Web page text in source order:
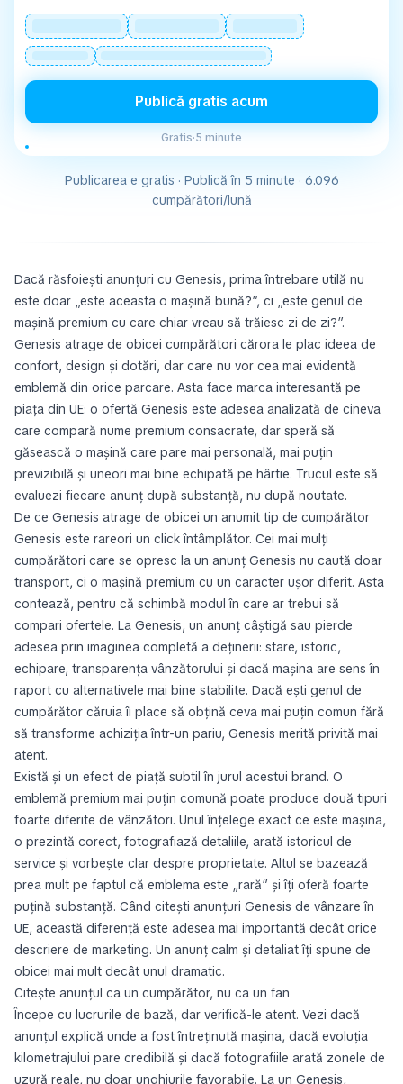
Publică gratis acum
Gratis·5 minute
Publicarea e gratis · Publică în 5 minute · 6.096
cumpărători/lună
Dacă răsfoiești anunțuri cu Genesis, prima întrebare utilă nu
este doar „este aceasta o mașină bună?”, ci „este genul de
mașină premium cu care chiar vreau să trăiesc zi de zi?”.
Genesis atrage de obicei cumpărători cărora le plac ideea de
confort, design și dotări, dar care nu vor cea mai evidentă
emblemă din orice parcare. Asta face marca interesantă pe
piața din UE: o ofertă Genesis este adesea analizată de cineva
care compară nume premium consacrate, dar speră să
găsească o mașină care pare mai personală, mai puțin
previzibilă și uneori mai bine echipată pe hârtie. Trucul este să
evaluezi fiecare anunț după substanță, nu după noutate.
De ce Genesis atrage de obicei un anumit tip de cumpărător
Genesis este rareori un click întâmplător. Cei mai mulți
cumpărători care se opresc la un anunț Genesis nu caută doar
transport, ci o mașină premium cu un caracter ușor diferit. Asta
contează, pentru că schimbă modul în care ar trebui să
compari ofertele. La Genesis, un anunț câștigă sau pierde
adesea prin imaginea completă a deținerii: stare, istoric,
echipare, transparența vânzătorului și dacă mașina are sens în
raport cu alternativele mai bine stabilite. Dacă ești genul de
cumpărător căruia îi place să obțină ceva mai puțin comun fără
să transforme achiziția într-un pariu, Genesis merită privită mai
atent.
Există și un efect de piață subtil în jurul acestui brand. O
emblemă premium mai puțin comună poate produce două tipuri
foarte diferite de vânzători. Unul înțelege exact ce este mașina,
o prezintă corect, fotografiază detaliile, arată istoricul de
service și vorbește clar despre proprietate. Altul se bazează
prea mult pe faptul că emblema este „rară” și îți oferă foarte
puțină substanță. Când citești anunțuri Genesis de vânzare în
UE, această diferență este adesea mai importantă decât orice
descriere de marketing. Un anunț calm și detaliat îți spune de
obicei mai mult decât unul dramatic.
Citește anunțul ca un cumpărător, nu ca un fan
Începe cu lucrurile de bază, dar verifică-le atent. Vezi dacă
anunțul explică unde a fost întreținută mașina, dacă evoluția
kilometrajului pare credibilă și dacă fotografiile arată zonele de
uzură reale, nu doar unghiurile favorabile. La un Genesis,